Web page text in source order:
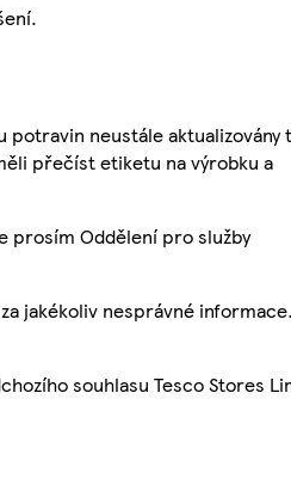
neustále aktualizovány
přečíst etiketu na výrobku a
prosím Oddělení pro služby
jakékoliv nesprávné
souhlasu Tesco Stores